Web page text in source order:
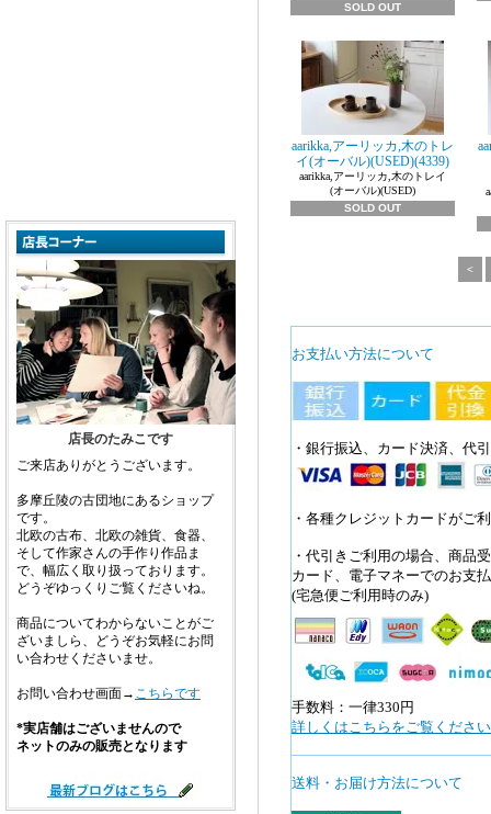
店長のたみこです
ご来店ありがとうございます。
多摩丘陵の古団地にあるショップ
です。
北欧の古布、北欧の雑貨、食器、
そして作家さんの手作り作品ま
で、幅広く取り扱っております。
どうぞゆっくりご覧くださいね。
商品についてわからないことがご
ざいましら、どうぞお気軽にお問
い合わせくださいませ。
お問い合わせ画面→ こちらです
*実店舗はございませんので
ネットのみの販売となります
SOLD OUT
aarikka,アーリッカ,木のトレ
イ(オーバル)(USED)(4339)
aarikka,アーリッカ,木のトレイ
(オーバル)(USED)
SOLD OUT
<
お支払い方法について
・銀行振込、カード決済、代
・各種クレジットカードがご
・代引きご利用の場合、商品
カード、電子マネーでのお支
(宅急便ご利用時のみ)
手数料：一律330円
詳しくはこちらをご覧くださ
送料・お届け方法について